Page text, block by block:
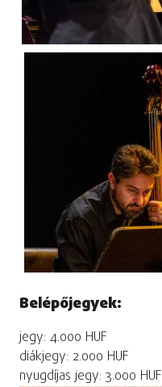
Belépőjegyek:
jegy: 4.000 HUF
diákjegy: 2.000 HUF
nyugdíjas jegy: 3.000 HUF